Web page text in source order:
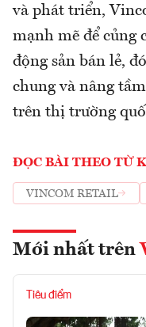
và phát triển,
mạnh mẽ để củng
động sản bán lẻ,
chung và nâng
trên thị trường
ĐỌC BÀI THEO TỪ
VINCOM RETAIL
Mới nhất trên
Tiêu điểm